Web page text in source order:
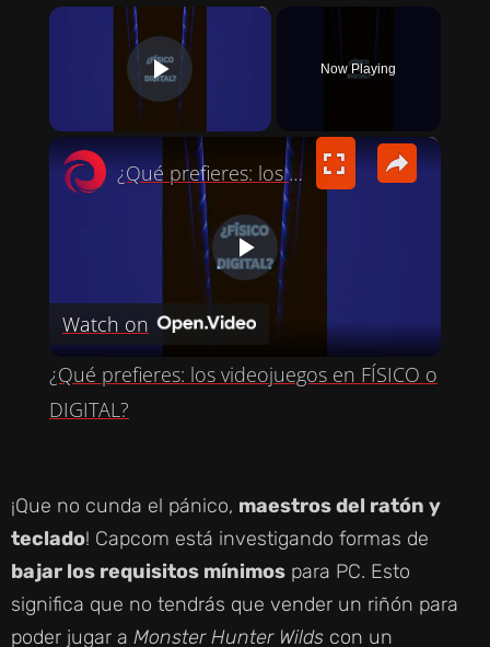
×
PLAY VIDEO
Now Playing
×
P
V
I
¿Qué prefieres: los videojuegos en FÍSICO o DIGITAL?
Watch on
¿Qué prefieres: los videojuegos en FÍSICO o
DIGITAL?
¡Que no cunda el pánico, maestros del ratón y
teclado! Capcom está investigando formas de
bajar los requisitos mínimos para PC. Esto
significa que no tendrás que vender un riñón para
poder jugar a Monster Hunter Wilds con un